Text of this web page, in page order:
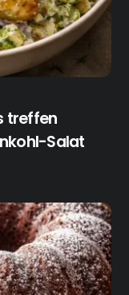
treffen
Salat